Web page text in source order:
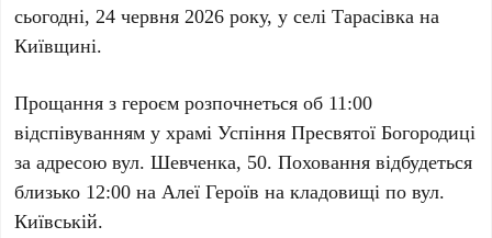
сьогодні,24 червня 2026 року, у селі Тарасівка на
Київщині.
Прощання з героєм розпочнеться об 11:00
відспівуванням у храмі Успіння Пресвятої Богородиці
за адресоювул. Шевченка, 50. Поховання відбудеться
близько 12:00 на Алеї Героїв на кладовищі повул.
Київській.